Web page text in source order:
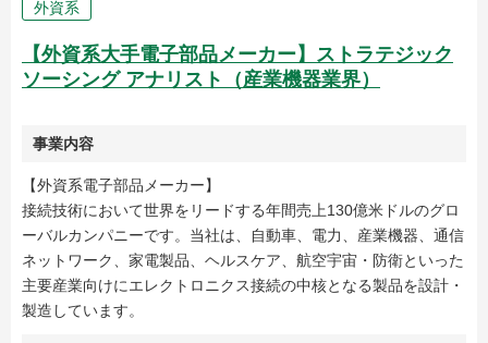
外資系
【外資系大手電子部品メーカー】ストラテジック
ソーシング アナリスト（産業機器業界）
事業内容
【外資系電子部品メーカー】
接続技術において世界をリードする年間売上130億米ドルのグロ
ーバルカンパニーです。当社は、自動車、電力、産業機器、通信
ネットワーク、家電製品、ヘルスケア、航空宇宙・防衛といった
主要産業向けにエレクトロニクス接続の中核となる製品を設計・
製造しています。